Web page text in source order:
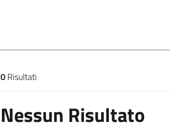
Risultati di ricerca
0Risultati
Nessun Risultato